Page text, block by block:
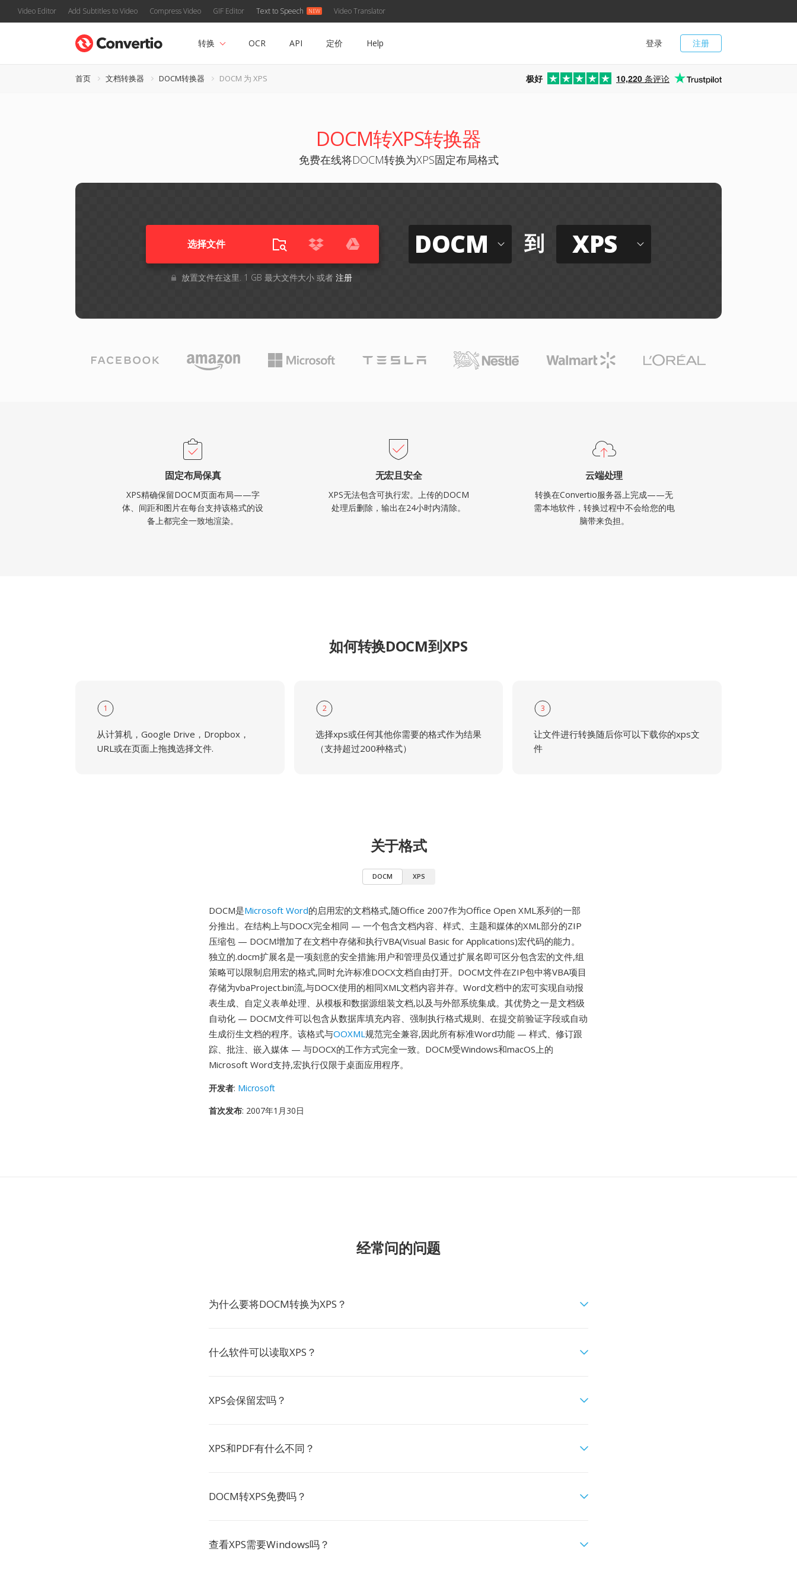
Video Editor Add Subtitles to Video Compress Video GIF Editor Text to Speech Video Translator
注册
登录
转换 OCR API 定价 Help
首页 文档转换器 DOCM转换器 DOCM 为 XPS 极好 10,220 条评论
DOCM转XPS转换器
免费在线将DOCM转换为XPS固定布局格式
选择文件
放置文件在这里. 1 GB 最大文件大小 或者 注册
DOCM 到 XPS
固定布局保真
XPS精确保留DOCM页面布局——字
体、间距和图片在每台支持该格式的设
备上都完全一致地渲染。
无宏且安全
XPS无法包含可执行宏。上传的DOCM
处理后删除，输出在24小时内清除。
云端处理
转换在Convertio服务器上完成——无
需本地软件，转换过程中不会给您的电
脑带来负担。
如何转换DOCM到XPS
1
从计算机，Google Drive，Dropbox，
URL或在页面上拖拽选择文件.
2
选择xps或任何其他你需要的格式作为结果
（支持超过200种格式）
3
让文件进行转换随后你可以下载你的xps文
件
关于格式
DOCM XPS
DOCM是Microsoft Word的启用宏的文档格式,随Office 2007作为Office Open XML系列的一部
分推出。在结构上与DOCX完全相同 — 一个包含文档内容、样式、主题和媒体的XML部分的ZIP
压缩包 — DOCM增加了在文档中存储和执行VBA(Visual Basic for Applications)宏代码的能力。
独立的.docm扩展名是一项刻意的安全措施:用户和管理员仅通过扩展名即可区分包含宏的文件,组
策略可以限制启用宏的格式,同时允许标准DOCX文档自由打开。DOCM文件在ZIP包中将VBA项目
存储为vbaProject.bin流,与DOCX使用的相同XML文档内容并存。Word文档中的宏可实现自动报
表生成、自定义表单处理、从模板和数据源组装文档,以及与外部系统集成。其优势之一是文档级
自动化 — DOCM文件可以包含从数据库填充内容、强制执行格式规则、在提交前验证字段或自动
生成衍生文档的程序。该格式与OOXML规范完全兼容,因此所有标准Word功能 — 样式、修订跟
踪、批注、嵌入媒体 — 与DOCX的工作方式完全一致。DOCM受Windows和macOS上的
Microsoft Word支持,宏执行仅限于桌面应用程序。
开发者: Microsoft
首次发布: 2007年1月30日
经常问的问题
为什么要将DOCM转换为XPS？
什么软件可以读取XPS？
XPS会保留宏吗？
XPS和PDF有什么不同？
DOCM转XPS免费吗？
查看XPS需要Windows吗？